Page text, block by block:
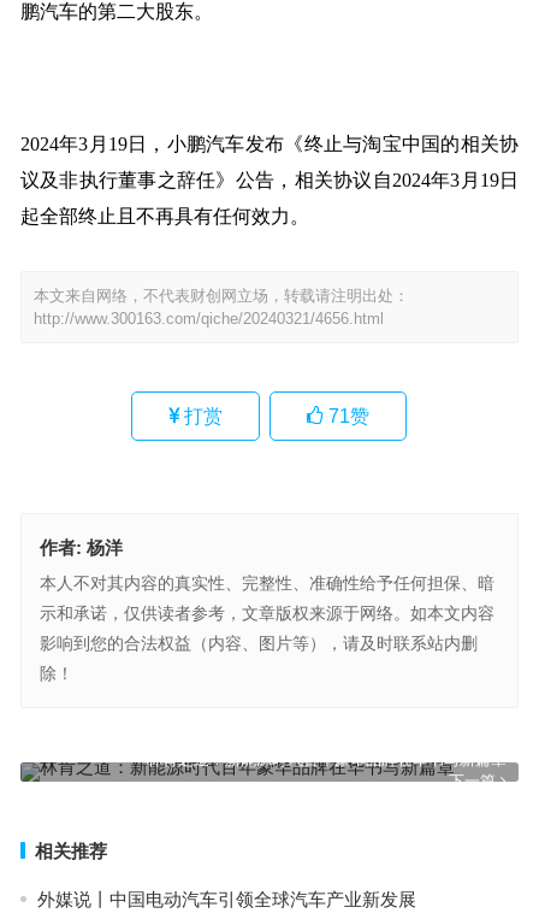
鹏汽车的第二大股东。
2024年3月19日，小鹏汽车发布《终止与淘宝中国的相关协
议及非执行董事之辞任》公告，相关协议自2024年3月19日
起全部终止且不再具有任何效力。
本文来自网络，不代表财创网立场，转载请注明出处：
http://www.300163.com/qiche/20240321/4656.html
打赏 71赞
作者: 杨洋
本人不对其内容的真实性、完整性、准确性给予任何担保、暗
示和承诺，仅供读者参考，文章版权来源于网络。如本文内容
影响到您的合法权益（内容、图片等），请及时联系站内删
除！
下一篇
林肯之道：新能源时代百年豪华品牌在华书写新篇章
相关推荐
外媒说丨中国电动汽车引领全球汽车产业新发展